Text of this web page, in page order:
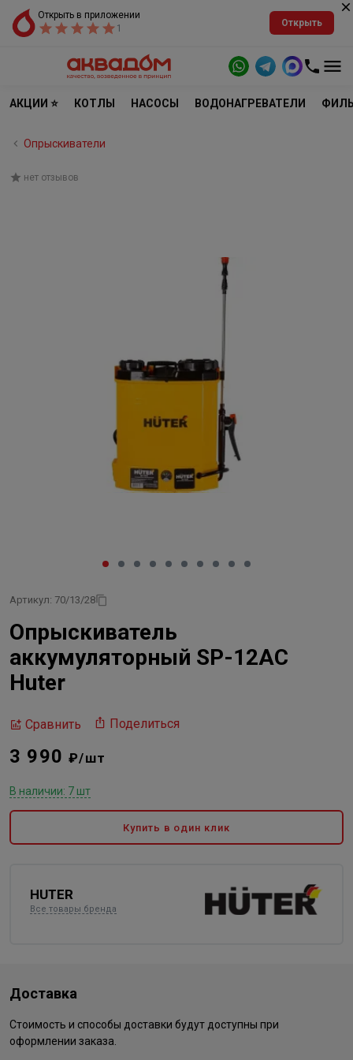
Открыть в приложении
1
Открыть
АКЦИИ ⭐ КОТЛЫ НАСОСЫ ВОДОНАГРЕВАТЕЛИ
Опрыскиватели
нет отзывов
Артикул: 70/13/28
Опрыскиватель
аккумуляторный SP-12AC
Huter
Сравнить Поделиться
3 990₽/шт
В наличии: 7 шт
Купить в один клик
HUTER
Все товары бренда
Доставка
Стоимость и способы доставки будут доступны при
оформлении заказа.